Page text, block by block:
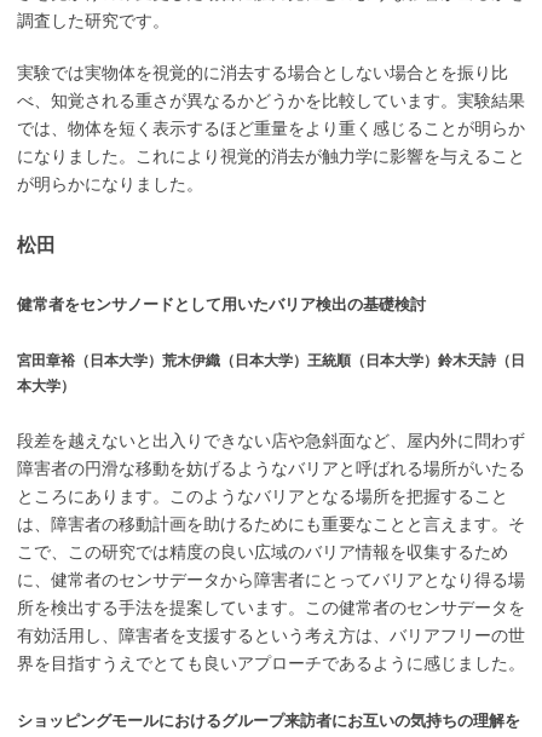
調査した研究です。
実験では実物体を視覚的に消去する場合としない場合とを振り比
べ、知覚される重さが異なるかどうかを比較しています。 実験結果
では、物体を短く表示するほど重量をより重く感じることが明らか
になりました。これにより視覚的消去が触力学に影響を与えること
が明らかになりました。
松田
健常者をセンサノードとして用いたバリア検出の基礎検討
宮田章裕（日本大学）荒木伊織（日本大学）王統順（日本大学）鈴木天詩（日
本大学）
段差を越えないと出入りできない店や急斜面など、屋内外に問わず
障害者の円滑な移動を妨げるようなバリアと呼ばれる場所がいたる
ところにあります。このようなバリアとなる場所を把握すること
は、障害者の移動計画を助けるためにも重要なことと言えます。そ
こで、この研究では精度の良い広域のバリア情報を収集するため
に、健常者のセンサデータから障害者にとってバリアとなり得る場
所を検出する手法を提案しています。この健常者のセンサデータを
有効活用し、障害者を支援するという考え方は、バリアフリーの世
界を目指すうえでとても良いアプローチであるように感じました。
ショッピングモールにおけるグループ来訪者にお互いの気持ちの理解を